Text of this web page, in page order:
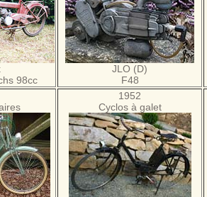
98cc
JLO (D)
F48
1952
Cyclos à galet